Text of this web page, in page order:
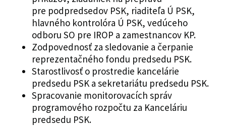
pre podpredsedov PSK, riaditeľa Ú PSK,
hlavného kontrolóra Ú PSK, vedúceho
odboru SO pre IROP a zamestnancov KP.
Zodpovednosť za sledovanie a čerpanie
reprezentačného fondu predsedu PSK.
Starostlivosť o prostredie kancelárie
predsedu PSK a sekretariátu predsedu PSK.
Spracovanie monitorovacích správ
programového rozpočtu za Kanceláriu
predsedu PSK.